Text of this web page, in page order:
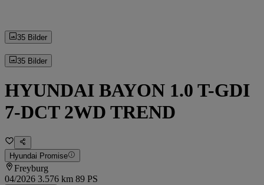
35 Bilder
35 Bilder
HYUNDAI BAYON 1.0 T-GDI
7-DCT 2WD TREND
Hyundai Promise
Freyburg
04/2026 3.576 km 89 PS